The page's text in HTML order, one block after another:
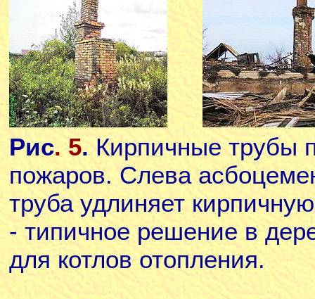
Рис. 5. Кирпичные трубы
пожаров. Слева
труба удлиняет
- типичное решение в
для котлов отопления.